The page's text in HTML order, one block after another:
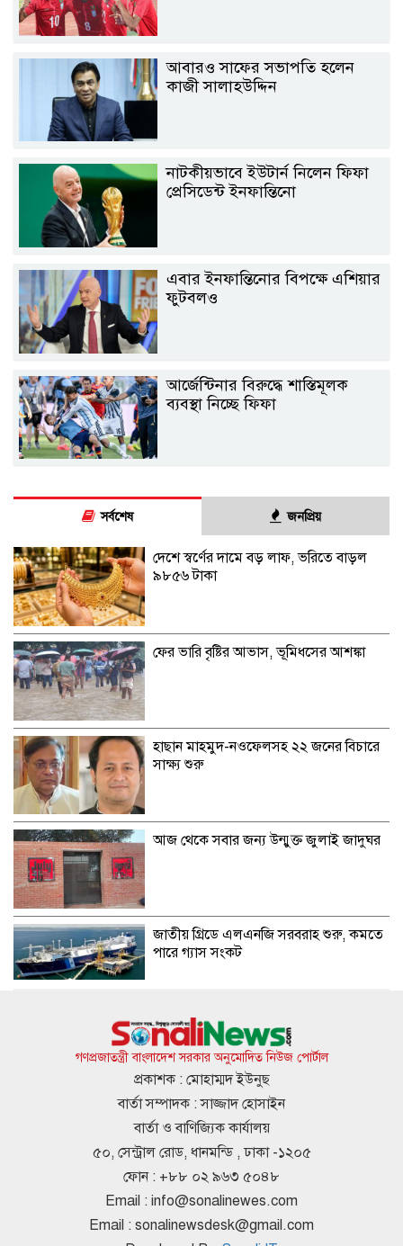
আবারও সাফের সভাপতি হলেন
কাজী সালাহউদ্দিন
নাটকীয়ভাবে ইউটার্ন নিলেন ফিফা
প্রেসিডেন্ট ইনফান্তিনো
এবার ইনফান্তিনোর বিপক্ষে এশিয়ার
ফুটবলও
আর্জেন্টিনার বিরুদ্ধে শাস্তিমূলক
ব্যবস্থা নিচ্ছে ফিফা
সর্বশেষ জনপ্রিয়
দেশে স্বর্ণের দামে বড় লাফ, ভরিতে বাড়ল
৯৮৫৬ টাকা
ফের ভারি বৃষ্টির আভাস, ভূমিধসের আশঙ্কা
হাছান মাহমুদ-নওফেলসহ ২২ জনের বিচারে
সাক্ষ্য শুরু
আজ থেকে সবার জন্য উন্মুক্ত জুলাই জাদুঘর
জাতীয় গ্রিডে এলএনজি সরবরাহ শুরু, কমতে
পারে গ্যাস সংকট
মেসির জোড়া গোলে মায়ামির অবিশ্বাস্য
প্রত্যাবর্তন
হরমুজ প্রণালী নিয়ে সমঝোতায় পৌঁছাল
শেখ হাসিনার বক্তব্য ইস্যুতে পররাষ্ট্র
মন্ত্রণালয়ের প্রতিবাদ
গণপ্রজাতন্ত্রী বাংলাদেশ সরকার অনুমোদিত নিউজ পোর্টাল
প্রকাশক : মোহাম্মদ ইউনুছ
বার্তা সম্পাদক : সাজ্জাদ হোসাইন
বার্তা ও বাণিজ্যিক কার্যালয়
৫০, সেন্ট্রাল রোড, ধানমন্ডি , ঢাকা -১২০৫
ফোন : +৮৮ ০২ ৯৬৩ ৫০৪৮
Email : info@sonalinewes.com
Email : sonalinewsdesk@gmail.com